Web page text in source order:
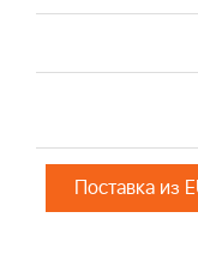
Поставка из